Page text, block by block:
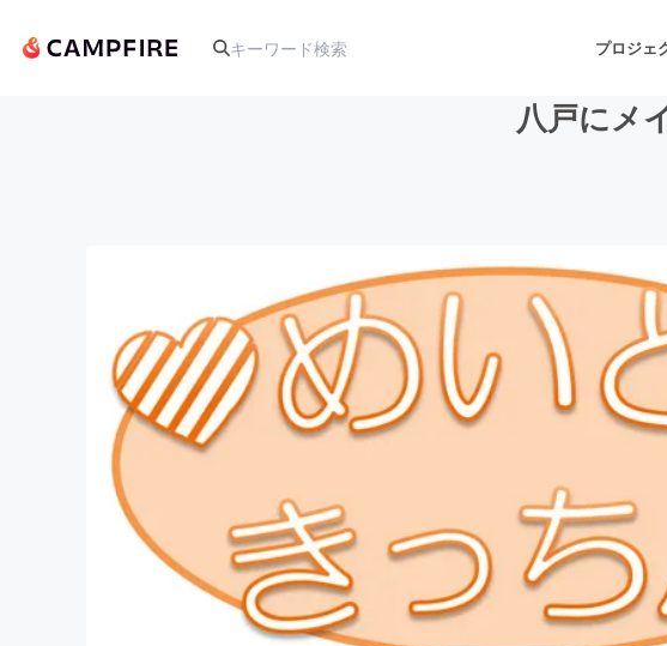
プロジェ
アート・写真
テクノロジー・ガジェット ゲーム・サー
映像・映画 書籍・雑誌出
ビジネス・起業 チャレンジ
まちづくり・地域活性化
八戸にメ